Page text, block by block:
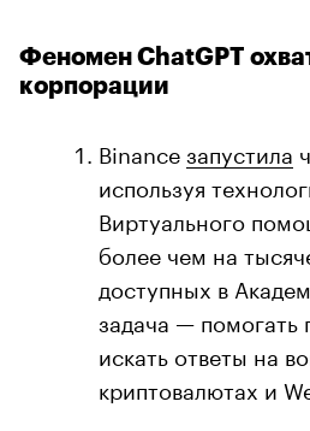
Феномен ChatGPT
корпорации
Binanceзапустила
используя
Виртуального
более чем на
доступных в
задача — помогать
искать ответы на
криптовалютах и